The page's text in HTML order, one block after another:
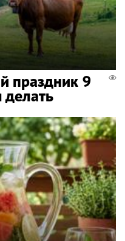
праздник 9
делать